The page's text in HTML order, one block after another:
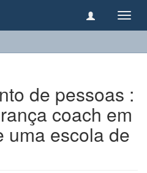
de pessoas :
coach em
uma escola de